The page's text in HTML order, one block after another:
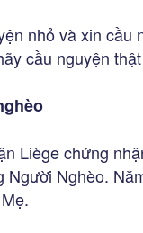
nhỏ và xin cầu
cầu nguyện
Liège chứng
Nghèo.